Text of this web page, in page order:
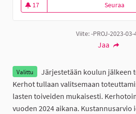
17
17 seuraajaa
Seuraa
Viite: -PROJ-2023-03-
Jaa
Valittu
Järjestetään koulun jälkeen
Kerhot tullaan valitsemaan
lasten toiveiden mukaisesti.
vuoden 2024 aikana. Kustannusarvio